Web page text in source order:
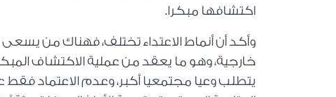
اكتشافها مبكرا.
وأكد أن أنماط الاعتداء تختلف، فهناك من
خارجية، وهو ما يعقد من عملية الاكتشاف
يتطلب وعيا مجتمعيا أكبر، وعدم الاعتماد